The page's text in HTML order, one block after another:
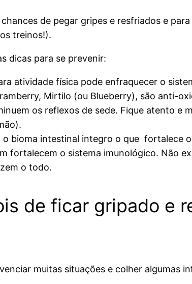
de pegar gripes e resfriados e
treinos!).
dicas para se prevenir:
atividade física pode enfraquecer o
Mirtilo (ou Blueberry), são anti-
os reflexos de sede. Fique atento e
bioma intestinal integro o que fortalece
fortalecem o sistema imunológico. Não
o todo.
de ficar gripado e
muitas situações e colher algumas